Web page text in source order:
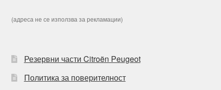
(адреса не се използва за рекламации)
Резервни части Citroën Peugeot
Политика за поверителност